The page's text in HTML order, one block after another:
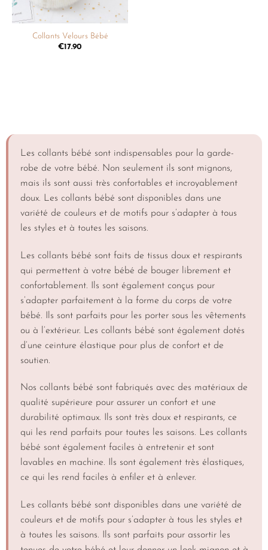
Collants Velours Bébé
€17.90
Les collants bébé sont indispensables pour la garde-
robe de votre bébé. Non seulement ils sont mignons,
mais ils sont aussi très confortables et incroyablement
doux. Les collants bébé sont disponibles dans une
variété de couleurs et de motifs pour s’adapter à tous
les styles et à toutes les saisons.
Les collants bébé sont faits de tissus doux et respirants
qui permettent à votre bébé de bouger librement et
confortablement. Ils sont également conçus pour
s’adapter parfaitement à la forme du corps de votre
bébé. Ils sont parfaits pour les porter sous les vêtements
ou à l’extérieur. Les collants bébé sont également dotés
d’une ceinture élastique pour plus de confort et de
soutien.
Nos collants bébé sont fabriqués avec des matériaux de
qualité supérieure pour assurer un confort et une
durabilité optimaux. Ils sont très doux et respirants, ce
qui les rend parfaits pour toutes les saisons. Les collants
bébé sont également faciles à entretenir et sont
lavables en machine. Ils sont également très élastiques,
ce qui les rend faciles à enfiler et à enlever.
Les collants bébé sont disponibles dans une variété de
couleurs et de motifs pour s’adapter à tous les styles et
à toutes les saisons. Ils sont parfaits pour assortir les